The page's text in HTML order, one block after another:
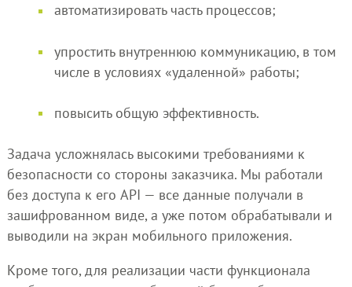
автоматизировать часть процессов;
упростить внутреннюю коммуникацию, в том
числе в условиях «удаленной» работы;
повысить общую эффективность.
Задача усложнялась высокими требованиями к
безопасности со стороны заказчика. Мы работали
без доступа к его API — все данные получали в
зашифрованном виде, а уже потом обрабатывали и
выводили на экран мобильного приложения.
Кроме того, для реализации части функционала